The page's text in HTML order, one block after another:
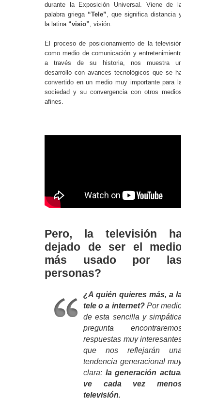
durante la Exposición Universal. Viene de la
palabra griega “Tele”, que significa distancia y
la latina “visio”, visión.
El proceso de posicionamiento de la televisión
como medio de comunicación y entretenimiento
a través de su historia, nos muestra un
desarrollo con avances tecnológicos que se ha
convertido en un medio muy importante para la
sociedad y su convergencia con otros medios
afines.
Pero, la televisión ha
dejado de ser el medio
más usado por las
personas?
¿A quién quieres más, a la
tele o a internet?Por medio
de esta sencilla y simpática
pregunta encontraremos
respuestas muy interesantes
que nos reflejarán una
tendencia generacional muy
clara: la generación actual
ve cada vez menos
televisión.